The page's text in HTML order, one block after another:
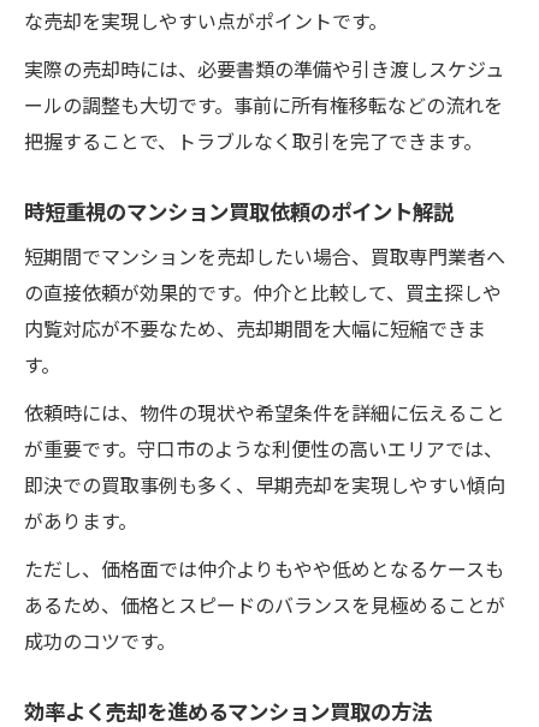
な売却を実現しやすい点がポイントです。
実際の売却時には、必要書類の準備や引き渡しスケジュ
ールの調整も大切です。事前に所有権移転などの流れを
把握することで、トラブルなく取引を完了できます。
時短重視のマンション買取依頼のポイント解説
短期間でマンションを売却したい場合、買取専門業者へ
の直接依頼が効果的です。仲介と比較して、買主探しや
内覧対応が不要なため、売却期間を大幅に短縮できま
す。
依頼時には、物件の現状や希望条件を詳細に伝えること
が重要です。守口市のような利便性の高いエリアでは、
即決での買取事例も多く、早期売却を実現しやすい傾向
があります。
ただし、価格面では仲介よりもやや低めとなるケースも
あるため、価格とスピードのバランスを見極めることが
成功のコツです。
効率よく売却を進めるマンション買取の方法